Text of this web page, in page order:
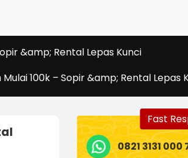
&amp; Rental Lepas Kunci
100k – Sopir &amp; Rental Lepas
Fast
0821 3131 000